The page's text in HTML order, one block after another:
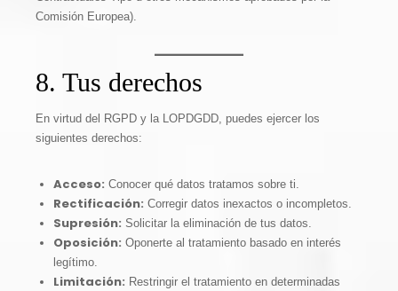
Comisión Europea).
8. Tus derechos
En virtud del RGPD y la LOPDGDD, puedes ejercer los
siguientes derechos:
Acceso: Conocer qué datos tratamos sobre ti.
Rectificación: Corregir datos inexactos o incompletos.
Supresión: Solicitar la eliminación de tus datos.
Oposición: Oponerte al tratamiento basado en interés
legítimo.
Limitación: Restringir el tratamiento en determinadas